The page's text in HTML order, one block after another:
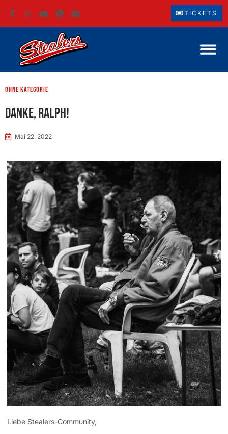
TICKETS
ohne Kategorie
Danke, Ralph!
Mai 22, 2022
Liebe Stealers-Community,